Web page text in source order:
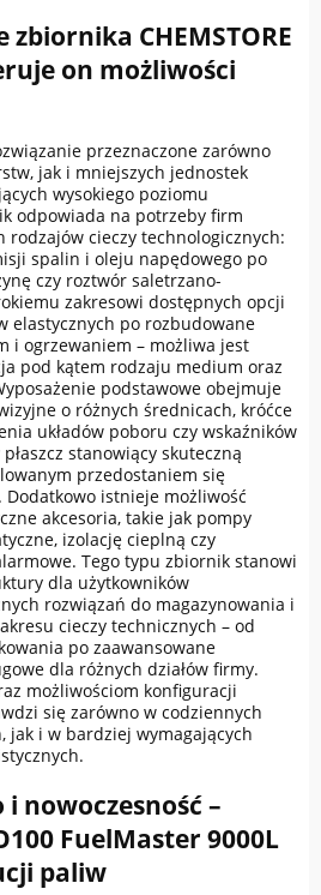
CHEMSTORE
on możliwości
przeznaczone zarówno
jak i mniejszych jednostek
wysokiego poziomu
odpowiada na potrzeby firm
rodzajów cieczy technologicznych:
spalin i oleju napędowego po
czy roztwór saletrzano-
zakresowi dostępnych opcji
elastycznych po rozbudowane
i ogrzewaniem – możliwa jest
pod kątem rodzaju medium oraz
podstawowe obejmuje
o różnych średnicach, króćce
układów poboru czy wskaźników
stanowiący skuteczną
przedostaniem się
istnieje możliwość
akcesoria, takie jak pompy
izolację cieplną czy
Tego typu zbiornik stanowi
dla użytkowników
rozwiązań do magazynowania i
cieczy technicznych – od
po zaawansowane
dla różnych działów firmy.
możliwościom konfiguracji
się zarówno w codziennych
jak i w bardziej wymagających
nowoczesność –
FuelMaster 9000L
paliw